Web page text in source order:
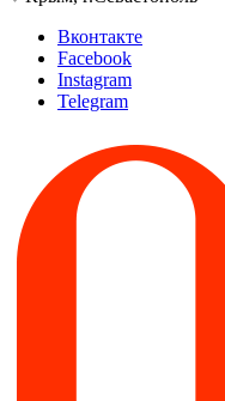
Вконтакте
Facebook
Instagram
Telegram